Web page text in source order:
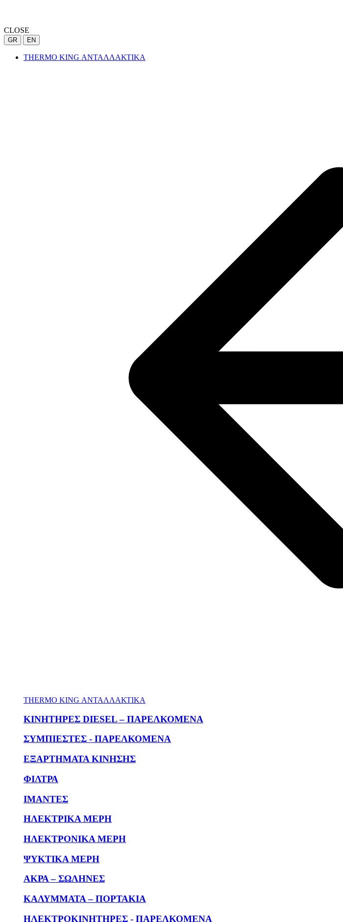
CLOSE
GR EN
THERMO KING ΑΝΤΑΛΛΑΚΤΙΚΑ
THERMO KING ΑΝΤΑΛΛΑΚΤΙΚΑ
KΙΝΗΤΗΡΕΣ DIESEL – ΠΑΡΕΛΚΟΜΕΝΑ
ΣΥΜΠΙΕΣΤΕΣ - ΠΑΡΕΛΚΟΜΕΝΑ
ΕΞΑΡΤΗΜΑΤΑ ΚΙΝΗΣΗΣ
ΦΙΛΤΡΑ
ΙΜΑΝΤΕΣ
ΗΛΕΚΤΡΙΚΑ ΜΕΡΗ
ΗΛΕΚΤΡΟΝΙΚΑ ΜΕΡΗ
ΨΥΚΤΙΚΑ ΜΕΡΗ
ΑΚΡΑ – ΣΩΛΗΝΕΣ
ΚΑΛΥΜΜΑΤΑ – ΠΟΡΤΑΚΙΑ
ΗΛΕΚΤΡΟΚΙΝΗΤΗΡΕΣ - ΠΑΡΕΛΚΟΜΕΝΑ